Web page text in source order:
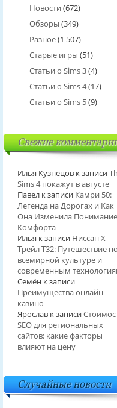
Новости (672)
Обзоры (349)
Разное(1 507)
Старые игры (51)
Статьи о Sims 3(4)
Статьи о Sims 4(17)
Статьи о Sims 5(9)
Свежие
Илья Кузнецовк записи
Sims 4 покажут в августе
Павелк записи Камри 50:
Легенда на Дорогах и Как
Она Изменила Понимание
Комфорта
Илья к записи Ниссан Х-
Трейл T32: Путешествие по
всемирной культуре и
современным
Семёнк записи
Преимущества онлайн
казино
Ярославк записи
SEO для региональных
сайтов: какие факторы
влияют на цену
Случайные новости